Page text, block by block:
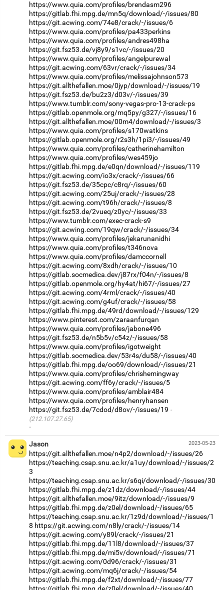
https://www.quia.com/profiles/brendasm296
https://gitlab.fhi.mpg.de/mn5q/download/-/issues/80
https://git.acwing.com/74e8/crack/-/issues/6
https://www.quia.com/profiles/pa433perkins
https://www.quia.com/profiles/andres498ha
https://git.fsz53.de/vj8y9/s1vc/-/issues/20
https://www.quia.com/profiles/angelpurewal
https://git.acwing.com/63vr/crack/-/issues/34
https://www.quia.com/profiles/melissajohnson573
https://git.allthefallen.moe/0jyp/download/-/issues/19
https://git.fsz53.de/bu2z3/d03v/-/issues/39
https://www.tumblr.com/sony-vegas-pro-13-crack-ps
https://gitlab.openmole.org/mq5py/g327/-/issues/16
https://git.allthefallen.moe/00m4/download/-/issues/3
https://www.quia.com/profiles/s170watkins
https://gitlab.openmole.org/r2s3h/1pi3/-/issues/49
https://www.quia.com/profiles/catherinehamilton
https://www.quia.com/profiles/wes459jo
https://gitlab.fhi.mpg.de/e0qn/download/-/issues/119
https://git.acwing.com/io3x/crack/-/issues/66
https://git.fsz53.de/35cpc/c8rq/-/issues/60
https://git.acwing.com/25uj/crack/-/issues/28
https://git.acwing.com/t96h/crack/-/issues/8
https://git.fsz53.de/2vueq/z0yc/-/issues/33
https://www.tumblr.com/exec-crack-s9
https://git.acwing.com/19qw/crack/-/issues/34
https://www.quia.com/profiles/jekarunanidhi
https://www.quia.com/profiles/t346nova
https://www.quia.com/profiles/damccornell
https://git.acwing.com/8xdh/crack/-/issues/10
https://gitlab.socmedica.dev/j87rx/f04n/-/issues/8
https://gitlab.openmole.org/hy4at/hi67/-/issues/27
https://git.acwing.com/4rml/crack/-/issues/40
https://git.acwing.com/g4uf/crack/-/issues/58
https://gitlab.fhi.mpg.de/49rd/download/-/issues/129
https://www.pinterest.com/zaraanfurqan
https://www.quia.com/profiles/jabone496
https://git.fsz53.de/n5b5v/c54z/-/issues/58
https://www.quia.com/profiles/igotweight
https://gitlab.socmedica.dev/53r4s/du58/-/issues/40
https://gitlab.fhi.mpg.de/oo69/download/-/issues/21
https://www.quia.com/profiles/chrishemingway
https://git.acwing.com/ff6y/crack/-/issues/5
https://www.quia.com/profiles/amblair484
https://www.quia.com/profiles/henryhansen
https://git.fsz53.de/7cdod/d8ov/-/issues/19
(212.107.27.65)
·
2023-05-23
Jason
https://git.allthefallen.moe/n4p2/download/-/issues/26
https://teaching.csap.snu.ac.kr/a1uy/download/-/issues/2
3
https://teaching.csap.snu.ac.kr/s6qi/download/-/issues/30
https://gitlab.fhi.mpg.de/z1dz/download/-/issues/44
https://git.allthefallen.moe/9itz/download/-/issues/9
https://gitlab.fhi.mpg.de/z0el/download/-/issues/65
https://teaching.csap.snu.ac.kr/1z9d/download/-/issues/1
8 https://git.acwing.com/n8ly/crack/-/issues/14
https://git.acwing.com/y89l/crack/-/issues/21
https://gitlab.fhi.mpg.de/11l8/download/-/issues/37
https://gitlab.fhi.mpg.de/mi5v/download/-/issues/71
https://git.acwing.com/0d96/crack/-/issues/31
https://git.acwing.com/mq6j/crack/-/issues/54
https://gitlab.fhi.mpg.de/f2xt/download/-/issues/77